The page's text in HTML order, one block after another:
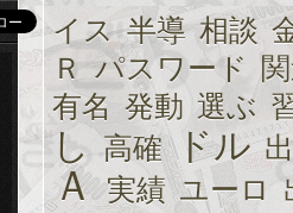
ジ
ノ
etc-
イス 半導 相談
Ｒ
パスワード
有名 発動 選ぶ
し 高確 ドル
Ａ 実績 ユーロ